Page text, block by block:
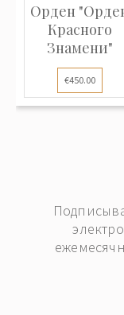
Орден
Красного
Знамени"
€450.00